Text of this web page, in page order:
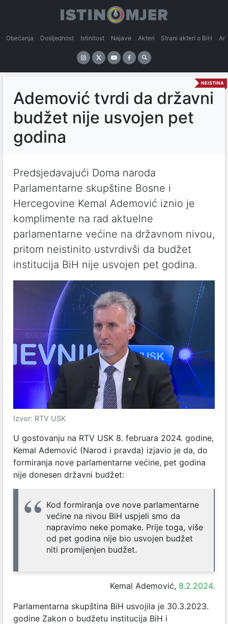
Obećanja Dosljednost Istinitost Najave Akteri Strani akteri o BiH
NEISTINA
Ademović tvrdi da državni
budžet nije usvojen pet
godina
Predsjedavajući Doma naroda
Parlamentarne skupštine Bosne i
Hercegovine Kemal Ademović iznio je
komplimente na rad aktuelne
parlamentarne većine na državnom nivou,
pritom neistinito ustvrdivši da budžet
institucija BiH nije usvojen pet godina.
Izvor: RTV USK
U gostovanju na RTV USK 8. februara 2024. godine,
Kemal Ademović (Narod i pravda) izjavio je da, do
formiranja nove parlamentarne većine, pet godina
nije donesen državni budžet:
Kod formiranja ove nove parlamentarne
većine na nivou BiH uspjeli smo da
napravimo neke pomake. Prije toga, više
od pet godina nije bio usvojen budžet
niti promijenjen budžet.
Kemal Ademović, 8.2.2024.
Parlamentarna skupština BiH usvojila je 30.3.2023.
godine Zakon o budžetu institucija BiH i